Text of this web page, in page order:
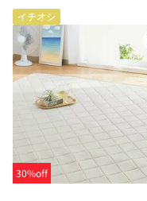
イチオシ
30%off